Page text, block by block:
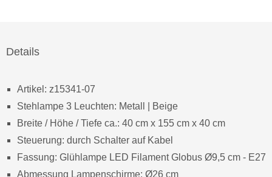
Details
Artikel: z15341-07
Stehlampe 3 Leuchten: Metall | Beige
Breite / Höhe / Tiefe ca.: 40 cm x 155 cm x 40 cm
Steuerung: durch Schalter auf Kabel
Fassung: Glühlampe LED Filament Globus Ø9,5 cm - E27
Abmessung Lampenschirme: Ø26 cm